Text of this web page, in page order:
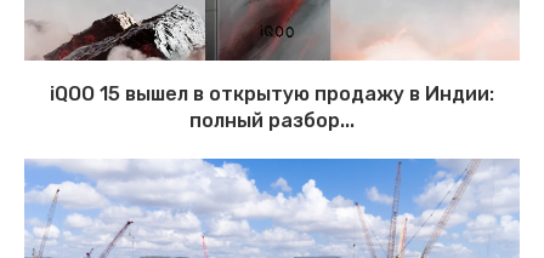
iQOO 15 вышел в открытую продажу в Индии:
полный разбор...